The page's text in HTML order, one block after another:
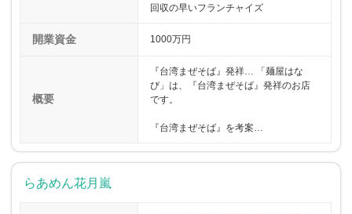
回収の早いフランチャイズ
開業資金 1000万円
概要
『台湾まぜそば』発祥… 「麺屋はな
び」は、『台湾まぜそば』発祥のお店
です。
『台湾まぜそば』を考案…
らあめん花月嵐